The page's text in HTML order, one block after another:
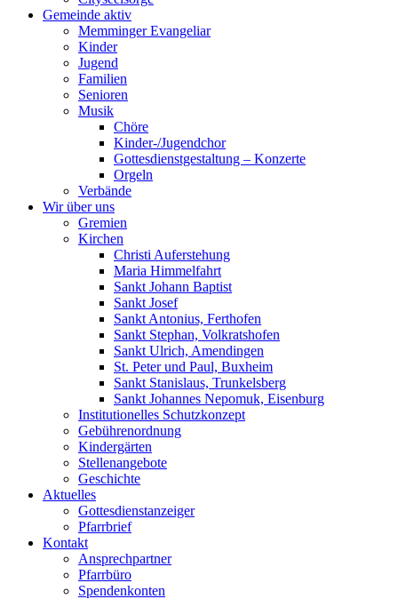
Gemeinde aktiv
Memminger Evangeliar
Kinder
Jugend
Familien
Senioren
Musik
Chöre
Kinder-/Jugendchor
Gottesdienstgestaltung – Konzerte
Orgeln
Verbände
Wir über uns
Gremien
Kirchen
Christi Auferstehung
Maria Himmelfahrt
Sankt Johann Baptist
Sankt Josef
Sankt Antonius, Ferthofen
Sankt Stephan, Volkratshofen
Sankt Ulrich, Amendingen
St. Peter und Paul, Buxheim
Sankt Stanislaus, Trunkelsberg
Sankt Johannes Nepomuk, Eisenburg
Institutionelles Schutzkonzept
Gebührenordnung
Kindergärten
Stellenangebote
Geschichte
Aktuelles
Gottesdienstanzeiger
Pfarrbrief
Kontakt
Ansprechpartner
Pfarrbüro
Spendenkonten